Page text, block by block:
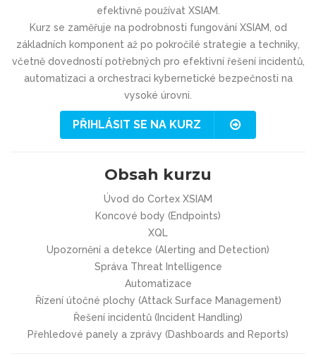
efektivně používat XSIAM.
Kurz se zaměřuje na podrobnosti fungování XSIAM, od
základních komponent až po pokročilé strategie a techniky,
včetně dovedností potřebných pro efektivní řešení incidentů,
automatizaci a orchestraci kybernetické bezpečnosti na
vysoké úrovni.
PŘIHLÁSIT SE NA KURZ
Obsah kurzu
Úvod do Cortex XSIAM
Koncové body (Endpoints)
XQL
Upozornění a detekce (Alerting and Detection)
Správa Threat Intelligence
Automatizace
Řízení útočné plochy (Attack Surface Management)
Řešení incidentů (Incident Handling)
Přehledové panely a zprávy (Dashboards and Reports)